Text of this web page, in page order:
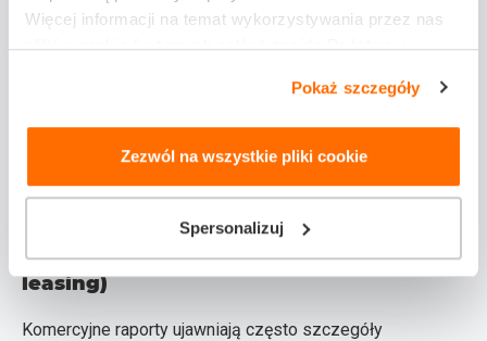
Więcej informacji na temat wykorzystywania przez nas
plików cookie (w tym ich celów) znajdą Państwo w
Pokaż szczegóły
Zezwól na wszystkie pliki cookie
Spersonalizuj
europejskich
Większe serwisy mają dostęp do międzynarodowych baz
danych, co jest szczególnie ważne przy sprawdzaniu
pojazdów importowanych. Sprawdzają one historię w
bazach amerykańskich (Carfax, AutoCheck), kanadyjskich
oraz europejskich systemach ewidencji.
Pokazują historię właścicieli, sposób
użytkowania (taxi, wypożyczalnia,
leasing)
Komercyjne raporty ujawniają często szczegóły